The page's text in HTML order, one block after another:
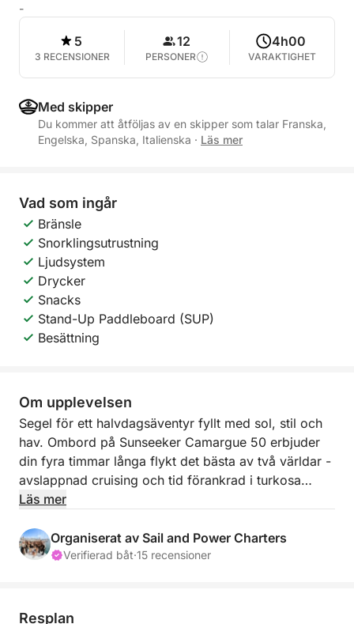
-
5
3 RECENSIONER
12
PERSONER
4h00
VARAKTIGHET
Med skipper
Du kommer att åtföljas av en skipper som talar Franska,
Engelska, Spanska, Italienska · Läs mer
Vad som ingår
Bränsle
Snorklingsutrustning
Ljudsystem
Drycker
Snacks
Stand-Up Paddleboard (SUP)
Besättning
Om upplevelsen
Segel för ett halvdagsäventyr fyllt med sol, stil och
hav. Ombord på Sunseeker Camargue 50 erbjuder
din fyra timmar långa flykt det bästa av två världar -
avslappnad cruising och tid förankrad i turkosa
vatten för simning, paddleboard och insupning av
Resan börjar från Estepona, där du kommer att
in kusten med en drink i handen och musik som
Läs mer
Organiserat av Sail and Power Charters
Verifierad båt·15 recensioner
Resplan